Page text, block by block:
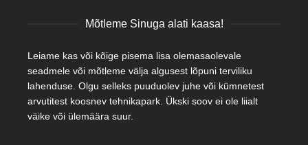
Mõtleme Sinuga alati kaasa!
Leiame kas või kõige pisema lisa olemasaolevale
seadmele või mõtleme välja algusest lõpuni terviliku
lahenduse. Olgu selleks puuduolev juhe või kümnetest
arvutitest koosnev tehnikapark. Ükski soov ei ole liialt
väike või ülemäära suur.